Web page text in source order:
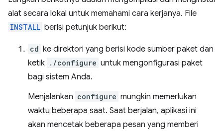
alat secara lokal untuk memahami cara kerjanya. File
INSTALL berisi petunjuk berikut:
cd ke direktori yang berisi kode sumber paket dan
ketik ./configure untuk mengonfigurasi paket
bagi sistem Anda.
Menjalankan configure mungkin memerlukan
waktu beberapa saat. Saat berjalan, aplikasi ini
akan mencetak beberapa pesan yang memberi